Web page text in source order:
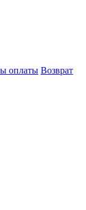
оплаты Возврат